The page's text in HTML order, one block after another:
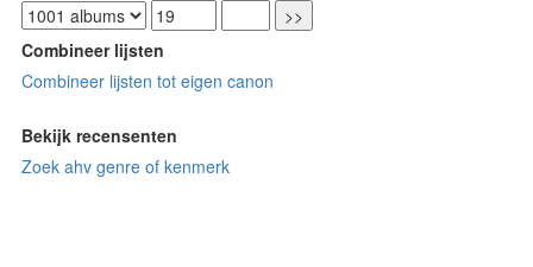
Combineer lijsten
Combineer lijsten tot eigen canon
Bekijk recensenten
Zoek ahv genre of kenmerk